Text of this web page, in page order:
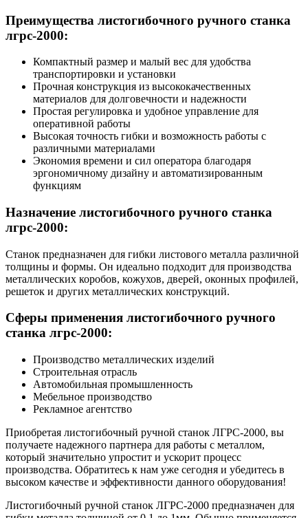
Преимущества листогибочного ручного станка
лгрс-2000:
Компактный размер и малый вес для удобства
транспортировки и установки
Прочная конструкция из высококачественных
материалов для долговечности и надежности
Простая регулировка и удобное управление для
оперативной работы
Высокая точность гибки и возможность работы с
различными материалами
Экономия времени и сил оператора благодаря
эргономичному дизайну и автоматизированным
функциям
Назначение листогибочного ручного станка
лгрс-2000:
Станок предназначен для гибки листового металла различной
толщины и формы. Он идеально подходит для производства
металлических коробов, кожухов, дверей, оконных профилей,
решеток и других металлических конструкций.
Сферы применения листогибочного ручного
станка лгрс-2000:
Производство металлических изделий
Строительная отрасль
Автомобильная промышленность
Мебельное производство
Рекламное агентство
Приобретая листогибочный ручной станок ЛГРС-2000, вы
получаете надежного партнера для работы с металлом,
который значительно упростит и ускорит процесс
производства. Обратитесь к нам уже сегодня и убедитесь в
высоком качестве и эффективности данного оборудования!
Листогибочный ручной станок ЛГРС-2000 предназначен для